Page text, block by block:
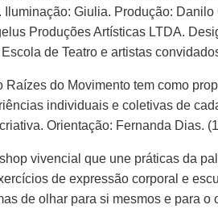
Giulia. Produção:
Produções Artísticas LTDA.
de Teatro e artistas
Raízes do Movimento tem como
individuais e coletivas de
Orientação: Fernanda Dias.
vivencial que une práticas da
de expressão corporal e
de olhar para si mesmos e para